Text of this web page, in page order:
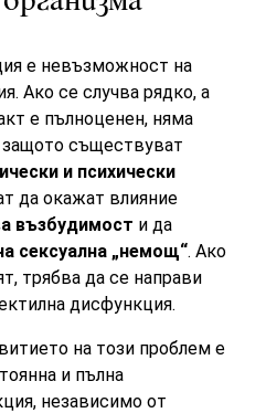
e невъзможност на
Ако се случва рядко, а
е пълноценен, няма
защото съществуват
и психически
да окажат влияние
възбудимост и да
сексуална „немощ“. Ако
трябва да се направи
дисфункция.
на този проблем е
и пълна
независимо от